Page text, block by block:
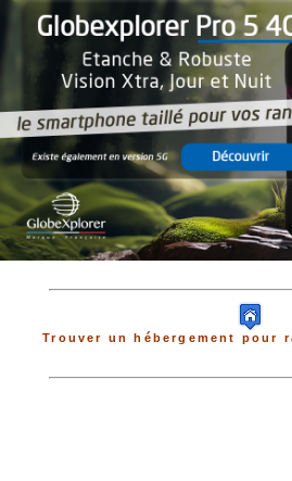
Trouver un hébergement pour